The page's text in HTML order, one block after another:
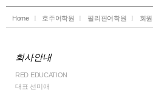
Home 호주어학원 필리핀어학원 회
회사안내
RED EDUCATION
대표 선미애